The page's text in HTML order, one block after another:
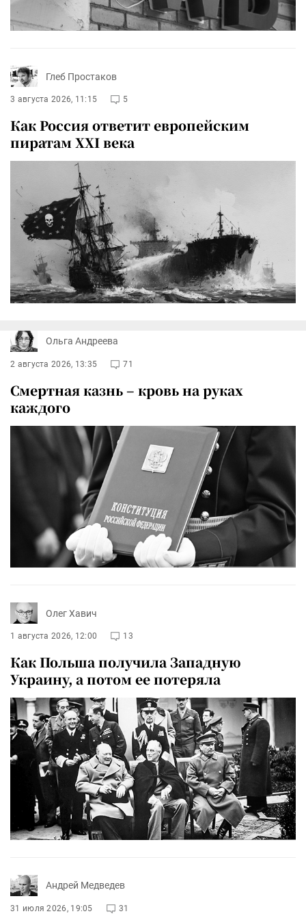
Глеб Простаков
3 августа 2026, 11:15 5
Как Россия ответит европейским
пиратам XXI века
Ольга Андреева
2 августа 2026, 13:35 71
Смертная казнь – кровь на руках
каждого
Олег Хавич
1 августа 2026, 12:00 13
Как Польша получила Западную
Украину, а потом ее потеряла
Андрей Медведев
31 июля 2026, 19:05 31